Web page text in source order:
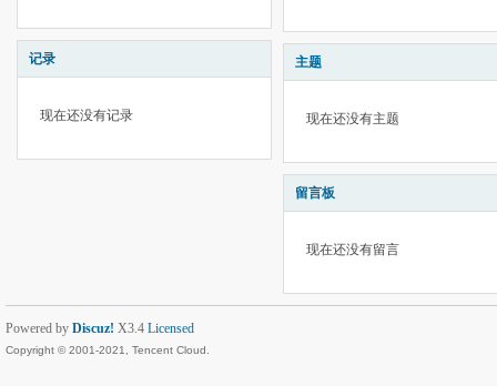
记录
现在还没有记录
主题
现在还没有主题
留言板
现在还没有留言
Powered by Discuz! X3.4 Licensed
Copyright © 2001-2021, Tencent Cloud.